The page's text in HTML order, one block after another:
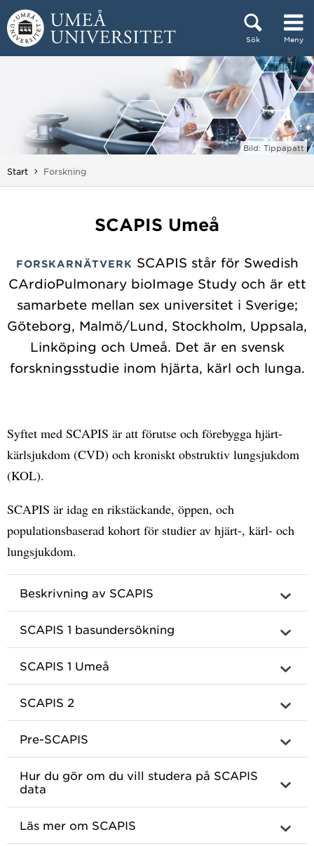
Hoppa direkt till innehållet
Sök Meny
Bild: Tippapatt
Start Du är här:
Forskning
SCAPIS Umeå
FORSKARNÄTVERK SCAPIS står för Swedish
CArdioPulmonary bioImage Study och är ett
samarbete mellan sex universitet i Sverige;
Göteborg, Malmö/Lund, Stockholm, Uppsala,
Linköping och Umeå. Det är en svensk
forskningsstudie inom hjärta, kärl och lunga.
Syftet med SCAPIS är att förutse och förebygga hjärt-
kärlsjukdom (CVD) och kroniskt obstruktiv lungsjukdom
(KOL).
SCAPIS är idag en rikstäckande, öppen, och
populationsbaserad kohort för studier av hjärt-, kärl- och
lungsjukdom.
Beskrivning av SCAPIS
SCAPIS 1 basundersökning
SCAPIS 1 Umeå
SCAPIS 2
Pre-SCAPIS
Hur du gör om du vill studera på SCAPIS
data
Läs mer om SCAPIS